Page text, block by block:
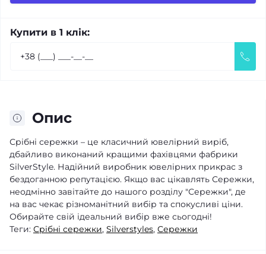
Купити в 1 клік:
Опис
Срібні сережки – це класичний ювелірний виріб,
дбайливо виконаний кращими фахівцями фабрики
SilverStyle. Надійний виробник ювелірних прикрас з
бездоганною репутацією. Якщо вас цікавлять Сережки,
неодмінно завітайте до нашого розділу "Сережки", де
на вас чекає різноманітний вибір та спокусливі ціни.
Обирайте свій ідеальний вибір вже сьогодні!
Теги: Срібні сережки, Silverstyles, Сережки